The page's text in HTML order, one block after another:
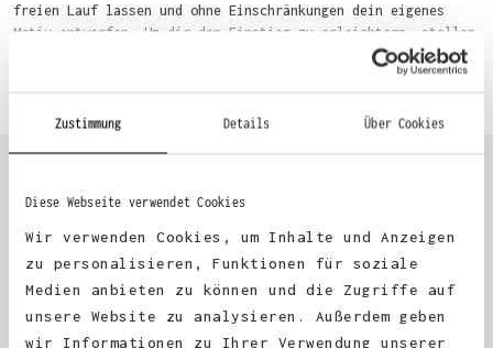
Zustimmung Details Über Cookies
Diese Webseite verwendet Cookies
Wir verwenden Cookies, um Inhalte und Anzeigen
zu personalisieren, Funktionen für soziale
Medien anbieten zu können und die Zugriffe auf
unsere Website zu analysieren. Außerdem geben
wir Informationen zu Ihrer Verwendung unserer
freien Lauf lassen und ohne Einschränkungen dein eigenes
Motiv entwerfen. Um dir den Einstieg zu erleichtern, stellen
wir eine von unseren Designern vorgefertigte Vorlage bereit.
Wähle einfach deine Wunsch-Produkte auf dieser Seite aus und
du auch bequem über das Bestellformular, per E-Mail oder
KUNDEN FEEDBACK 🫶
Excellent